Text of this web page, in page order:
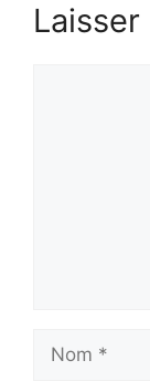
Nom